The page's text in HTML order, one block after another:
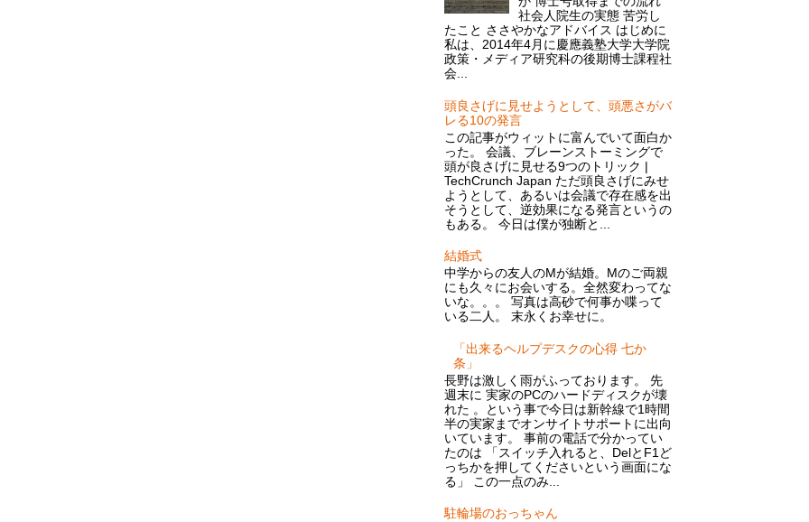
社会人院生の実態 苦労し
たこと ささやかなアドバイス はじめに
私は、2014年4月に慶應義塾大学大学院
政策・メディア研究科の後期博士課程社
会...
頭良さげに見せようとして、頭悪さがバ
レる10の発言
この記事がウィットに富んでいて面白か
った。 会議、ブレーンストーミングで
頭が良さげに見せる9つのトリック |
TechCrunch Japan ただ頭良さげにみせ
ようとして、あるいは会議で存在感を出
そうとして、逆効果になる発言というの
もある。 今日は僕が独断と...
結婚式
中学からの友人のMが結婚。Mのご両親
にも久々にお会いする。全然変わってな
いな。。。 写真は高砂で何事か喋って
いる二人。 末永くお幸せに。
「出来るヘルプデスクの心得 七か
条」
長野は激しく雨がふっております。 先
週末に 実家のPCのハードディスクが壊
れた 。という事で今日は新幹線で1時間
半の実家までオンサイトサポートに出向
いています。 事前の電話で分かってい
たのは 「スイッチ入れると、DelとF1ど
っちかを押してくださいという画面にな
る」 この一点のみ...
駐輪場のおっちゃん